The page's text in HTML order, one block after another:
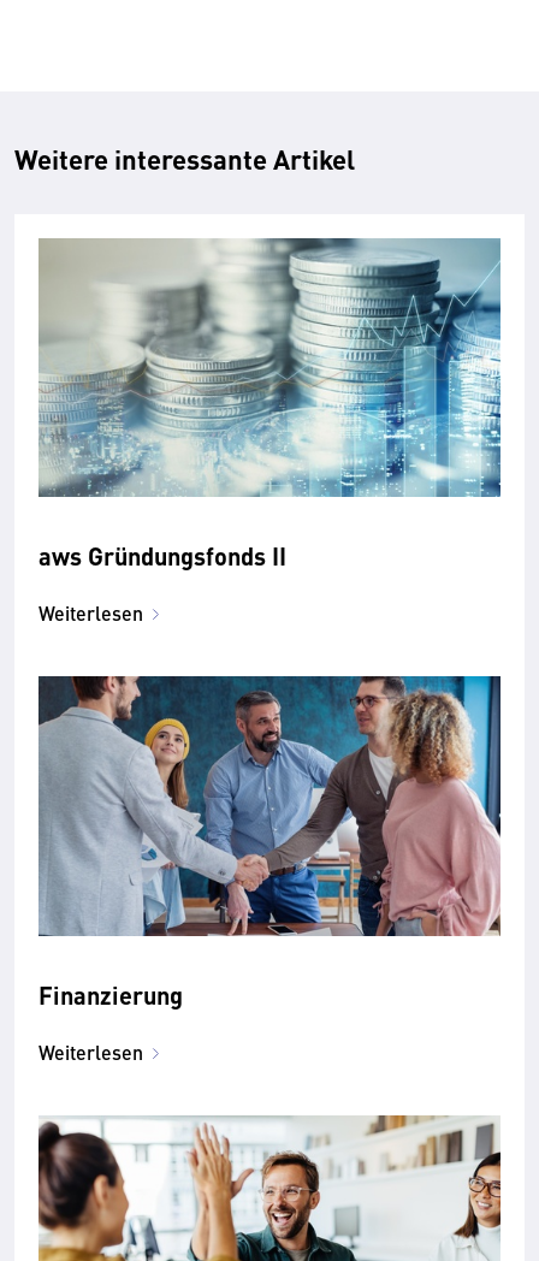
Weitere interessante Artikel
aws Gründungsfonds II
Weiterlesen
Finanzierung
Weiterlesen